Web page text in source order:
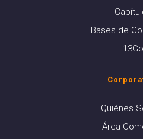
Bases de
13Go
Quiénes
Área